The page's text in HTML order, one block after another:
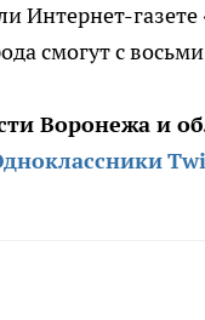
Интернет-
смогут с восьми
Воронежа и